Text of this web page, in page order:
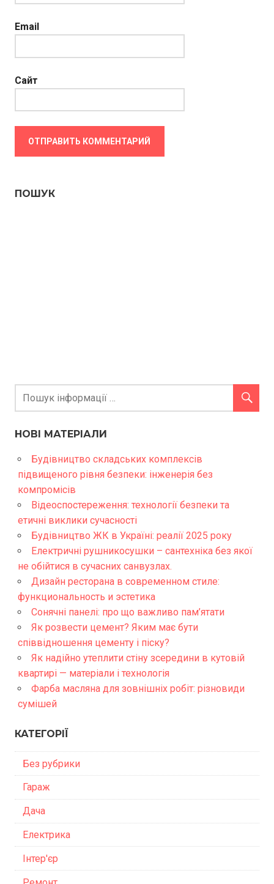
Email
Сайт
ПОШУК
НОВІ МАТЕРІАЛИ
Будівництво складських комплексів
підвищеного рівня безпеки: інженерія без
компромісів
Відеоспостереження: технології безпеки та
етичні виклики сучасності
Будівництво ЖК в Україні: реалії 2025 року
Електричні рушникосушки – сантехніка без якої
не обійтися в сучасних санвузлах.
Дизайн ресторана в современном стиле:
функциональность и эстетика
Сонячні панелі: про що важливо пам’ятати
Як розвести цемент? Яким має бути
співвідношення цементу і піску?
Як надійно утеплити стіну зсередини в кутовій
квартирі — матеріали і технологія
Фарба масляна для зовнішніх робіт: різновиди
сумішей
КАТЕГОРІЇ
Без рубрики
Гараж
Дача
Електрика
Інтер'єр